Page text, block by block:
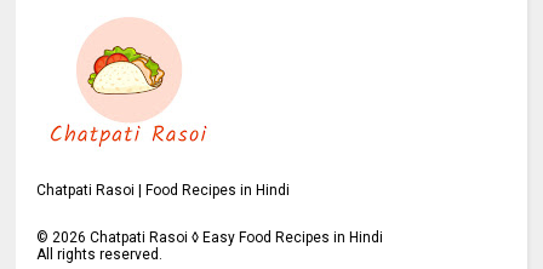
Chatpati Rasoi | Food Recipes in Hindi
© 2026 Chatpati Rasoi ◊ Easy Food Recipes in Hindi
All rights reserved.